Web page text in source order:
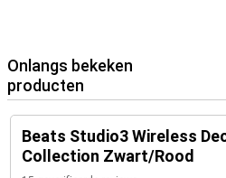
Onlangs bekeken
producten
Beats Studio3 Wireless
Collection Zwart/Rood